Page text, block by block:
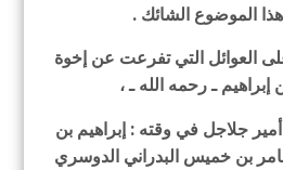
الموضوع الشائك .
العوائل التي تفرعت عن إخوة
ـ رحمه الله ـ ،
أمير جلاجل في وقته : إبراهيم بن
بن خميس البدراني الدوسري